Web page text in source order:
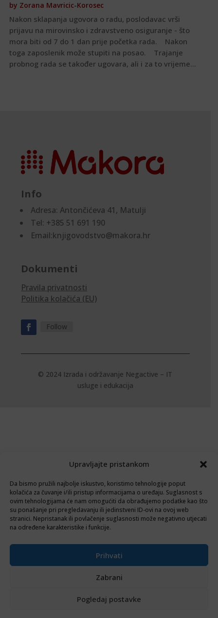
Upravljajte pristankom
Da bismo pružili najbolje iskustvo, koristimo tehnologije poput
kolačića za čuvanje i/ili pristup informacijama o uređaju. Suglasnost s
ovim tehnologijama će nam omogućiti da obrađujemo podatke kao što
su ponašanje pri pregledavanju ili jedinstveni ID-ovi na ovoj web
stranici. Nepristanak ili povlačenje suglasnosti može negativno utjecati
na određene karakteristike i funkcije.
Prihvati
Zabrani
Pogledaj postavke
by Zorana Mavricic-Korosec
Nakon sklapanja ugovora o radu, poslodavac vrši
prijavu na mirovinsko i zdravstveno osiguranje - što
mora biti od 7 do 1 dan prije početka rada. Nakon
toga zaposlenik može stupiti na posao. Trajanje
probnog rada se također ugovara, ali i za to vrijeme...
Info
Adresa:Antončićeva 41, Matulji
Tel: +385 51 691 190
Email:knjigovodstvo@makora.hr
Dokumenti
Pravila privatnosti
Politika kolačića (EU)
Follow
© 2024 Izrada i održavanje Negactive – IT
usluge i edukacija